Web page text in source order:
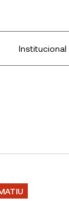
Institucional